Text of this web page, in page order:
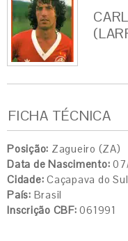
FICHA TÉCNICA
Posição: Zagueiro (ZA)
Data de Nascimento:
Cidade: Caçapava do
País: Brasil
Inscrição CBF: 061991